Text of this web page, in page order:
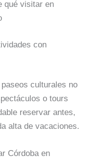
qué visitar en
con
culturales no
o tours
reservar antes,
alta de vacaciones.
Córdoba en